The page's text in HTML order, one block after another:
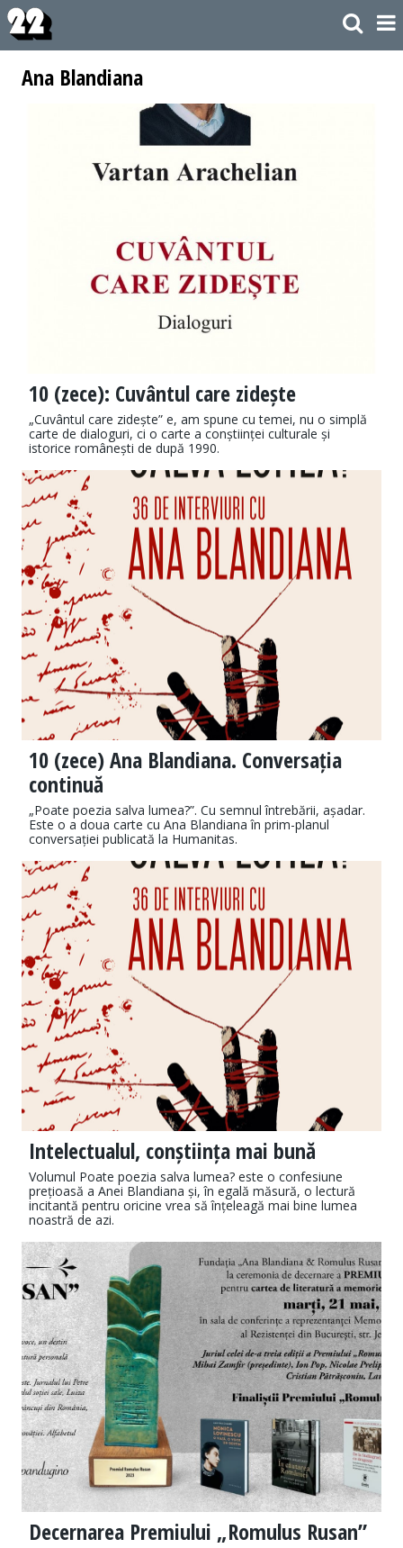
Ana Blandiana
10 (zece): Cuvântul care zidește
„Cuvântul care zidește” e, am spune cu temei, nu o simplă
carte de dialoguri, ci o carte a conștiinței culturale și
istorice românești de după 1990.
10 (zece) Ana Blandiana. Conversația
continuă
„Poate poezia salva lumea?”. Cu semnul întrebării, așadar.
Este o a doua carte cu Ana Blandiana în prim-planul
conversației publicată la Humanitas.
Intelectualul, conștiința mai bună
Volumul Poate poezia salva lumea? este o confesiune
prețioasă a Anei Blandiana și, în egală măsură, o lectură
incitantă pentru oricine vrea să înțeleagă mai bine lumea
noastră de azi.
Decernarea Premiului „Romulus Rusan”